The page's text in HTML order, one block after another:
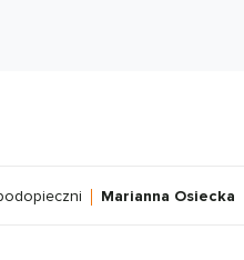
Marianna Osiecka